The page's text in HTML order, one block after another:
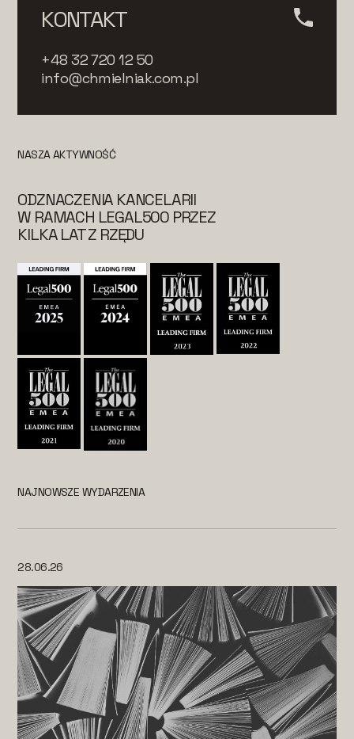
KONTAKT
+48 32 720 12 50
info@chmielniak.com.pl
NASZA AKTYWNOŚĆ
ODZNACZENIA KANCELARII
W RAMACH LEGAL500 PRZEZ
KILKA LAT Z RZĘDU
NAJNOWSZE WYDARZENIA
28.06.26